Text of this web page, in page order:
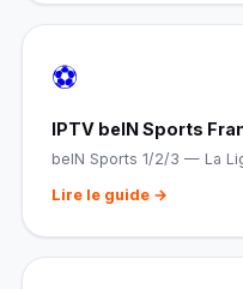
⚽
IPTV beIN Sports
beIN Sports 1/2/3 — La
Lire le guide →